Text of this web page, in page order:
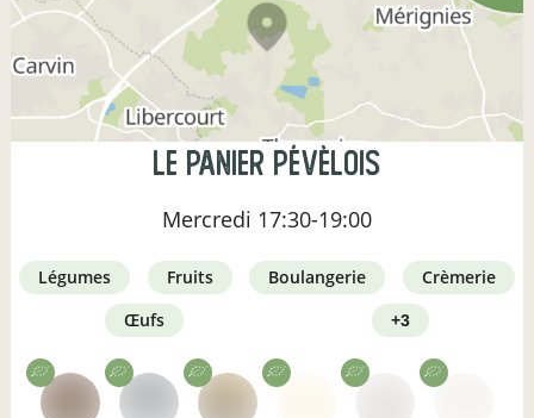
Le panier pévèlois
Mercredi 17:30-19:00
légumes fruits boulangerie
crèmerie
œufs
+3